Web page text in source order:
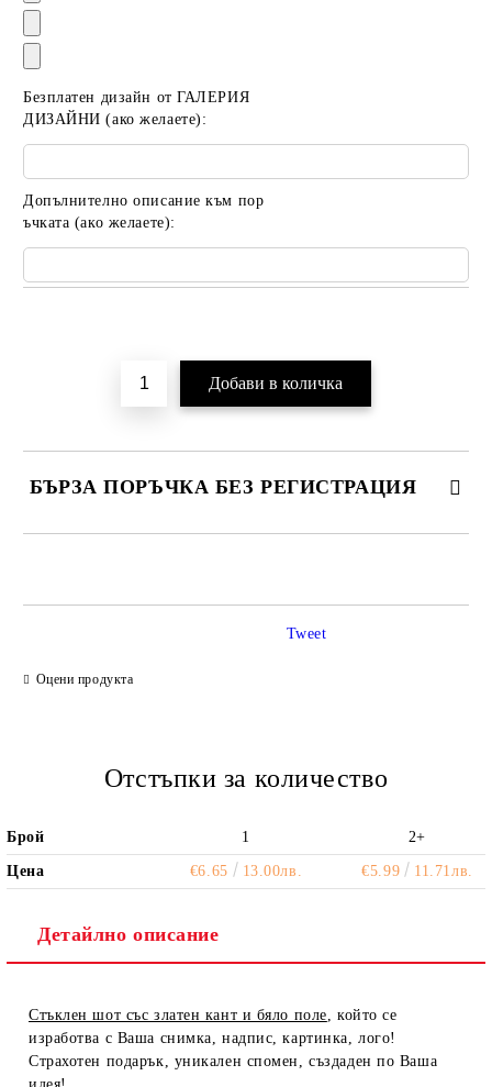
Безплатен дизайн от ГАЛЕРИЯ
ДИЗАЙНИ (ако желаете):
Допълнително описание към пор
ъчката (ако желаете):
БЪРЗА ПОРЪЧКА БЕЗ РЕГИСТРАЦИЯ
Оцени продукта
Tweet
Отстъпки за количество
Брой 1 2+
Цена €6.65 13.00лв. €5.99 11.71лв.
Детайлно описание
Стъклен шот със златен кант и бяло поле, който се
изработва с Ваша снимка, надпис, картинка, лого!
Страхотен подарък, уникален спомен, създаден по Ваша